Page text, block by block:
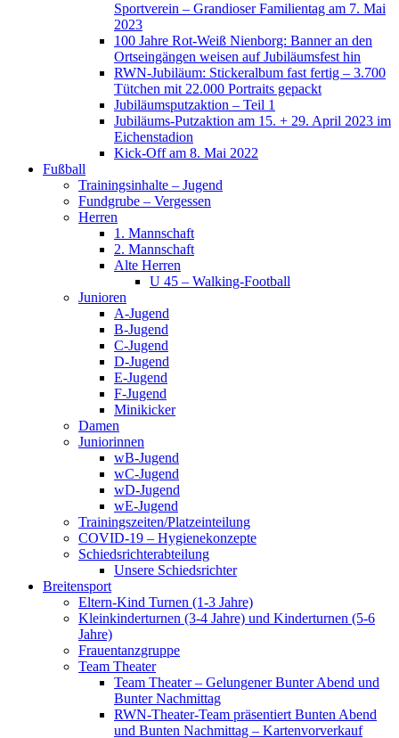
Sportverein – Grandioser Familientag am 7. Mai
2023
100 Jahre Rot-Weiß Nienborg: Banner an den
Ortseingängen weisen auf Jubiläumsfest hin
RWN-Jubiläum: Stickeralbum fast fertig – 3.700
Tütchen mit 22.000 Portraits gepackt
Jubiläumsputzaktion – Teil 1
Jubiläums-Putzaktion am 15. + 29. April 2023 im
Eichenstadion
Kick-Off am 8. Mai 2022
Fußball
Trainingsinhalte – Jugend
Fundgrube – Vergessen
Herren
1. Mannschaft
2. Mannschaft
Alte Herren
U 45 – Walking-Football
Junioren
A-Jugend
B-Jugend
C-Jugend
D-Jugend
E-Jugend
F-Jugend
Minikicker
Damen
Juniorinnen
wB-Jugend
wC-Jugend
wD-Jugend
wE-Jugend
Trainingszeiten/Platzeinteilung
COVID-19 – Hygienekonzepte
Schiedsrichterabteilung
Unsere Schiedsrichter
Breitensport
Eltern-Kind Turnen (1-3 Jahre)
Kleinkinderturnen (3-4 Jahre) und Kinderturnen (5-6
Jahre)
Frauentanzgruppe
Team Theater
Team Theater – Gelungener Bunter Abend und
Bunter Nachmittag
RWN-Theater-Team präsentiert Bunten Abend
und Bunten Nachmittag – Kartenvorverkauf